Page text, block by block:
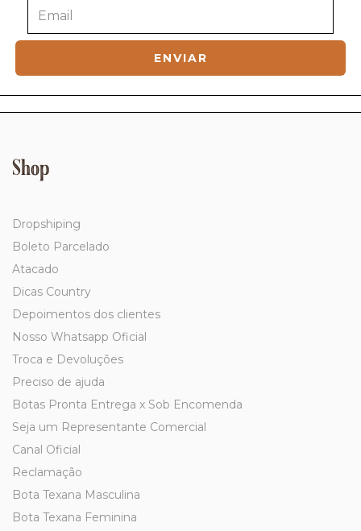
Shop
Dropshiping
Boleto Parcelado
Atacado
Dicas Country
Depoimentos dos clientes
Nosso Whatsapp Oficial
Troca e Devoluções
Preciso de ajuda
Botas Pronta Entrega x Sob Encomenda
Seja um Representante Comercial
Canal Oficial
Reclamação
Bota Texana Masculina
Bota Texana Feminina